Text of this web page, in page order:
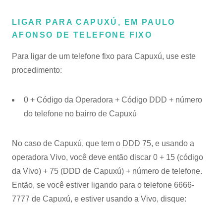
LIGAR PARA CAPUXÚ, EM PAULO
AFONSO DE TELEFONE FIXO
Para ligar de um telefone fixo para Capuxú, use este
procedimento:
0 + Código da Operadora + Código DDD + número
do telefone no bairro de Capuxú
No caso de Capuxú, que tem o DDD 75, e usando a
operadora Vivo, você deve então discar 0 + 15 (código
da Vivo) + 75 (DDD de Capuxú) + número de telefone.
Então, se você estiver ligando para o telefone 6666-
7777 de Capuxú, e estiver usando a Vivo, disque: